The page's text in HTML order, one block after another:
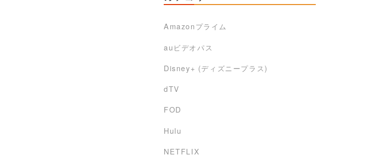
Amazonプライム
auビデオパス
Disney+ (ディズニープラス)
dTV
FOD
Hulu
NETFLIX